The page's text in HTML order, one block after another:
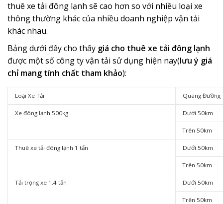
thuê xe tải đông lạnh sẽ cao hơn so với nhiều loại xe
thông thường khác của nhiều doanh nghiệp vận tải
khác nhau.
Bảng dưới đây cho thấy giá cho thuê xe tải đông lạnh
được một số công ty vận tải sử dụng hiện nay(lưu ý giá
chỉ mang tính chất tham khảo):
Loại Xe Tải Quãng Đường
Xe đông lạnh 500kg Dưới 50km
Trên 50km
Thuê xe tải đông lạnh 1 tấn Dưới 50km
Trên 50km
Tải trọng xe 1.4 tấn Dưới 50km
Trên 50km